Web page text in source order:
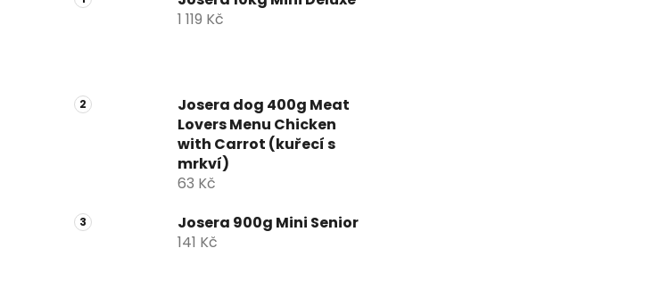
1 119 Kč
Josera dog 400g Meat
Lovers Menu Chicken
with Carrot (kuřecí s
mrkví)
63 Kč
Josera 900g Mini Senior
141 Kč